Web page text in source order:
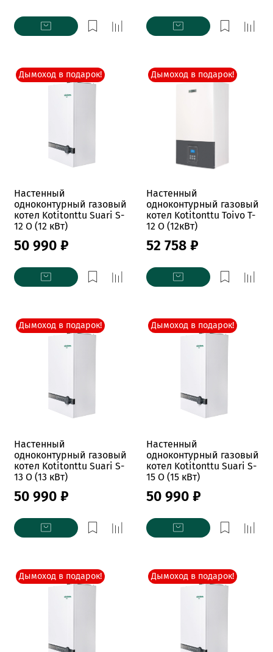
Дымоход в подарок!
Настенный
одноконтурный газовый
котел Kotitonttu Suari S-
12 O (12 кВт)
50 990 ₽
Дымоход в подарок!
Настенный
одноконтурный газовый
котел Kotitonttu Toivo T-
12 O (12кВт)
52 758 ₽
Дымоход в подарок!
Настенный
одноконтурный газовый
котел Kotitonttu Suari S-
13 O (13 кВт)
50 990 ₽
Дымоход в подарок!
Настенный
одноконтурный газовый
котел Kotitonttu Suari S-
15 O (15 кВт)
50 990 ₽
Дымоход в подарок! Дымоход в подарок!